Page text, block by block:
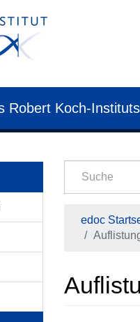
Robert Koch-Instituts
edoc